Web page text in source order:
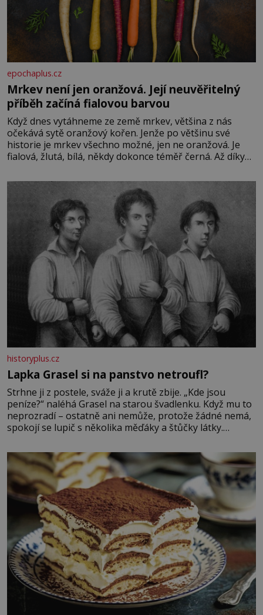
epochaplus.cz
Mrkev není jen oranžová. Její neuvěřitelný
příběh začíná fialovou barvou
Když dnes vytáhneme ze země mrkev, většina z nás
očekává sytě oranžový kořen. Jenže po většinu své
historie je mrkev všechno možné, jen ne oranžová. Je
fialová, žlutá, bílá, někdy dokonce téměř černá. Až díky
bez které si českou zahradu ani nedokážeme představit.
historyplus.cz
Lapka Grasel si na panstvo netroufl?
Strhne ji z postele, sváže ji a krutě zbije. „Kde jsou
peníze?“ naléhá Grasel na starou švadlenku. Když mu to
neprozradí – ostatně ani nemůže, protože žádné nemá,
spokojí se lupič s několika měďáky a štůčky látky.
krutý. Jeho činy budí hrůzu ještě dlouho po jeho smrti